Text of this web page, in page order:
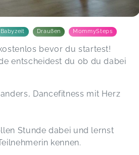
Babyzeit Draußen MommySteps
bevor du startest!
entscheidest du ob du dabei
Dancefitness mit Herz
Stunde dabei und lernst
kennen.